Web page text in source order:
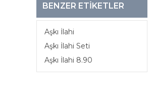
BENZER ETIKETLER
Aşkı İlahi
Aşkı İlahi Seti
Aşkı İlahi 8.90